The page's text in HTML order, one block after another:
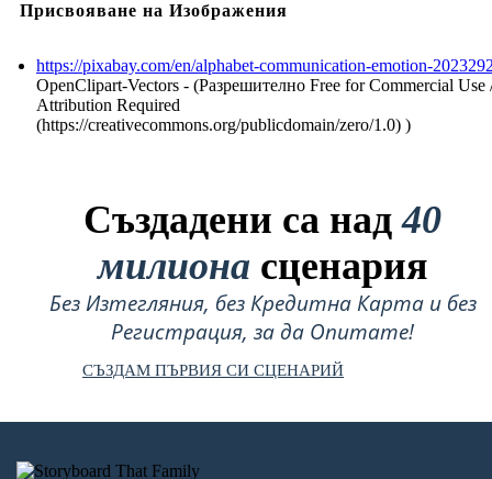
Присвояване на Изображения
https://pixabay.com/en/alphabet-communication-emotion-
OpenClipart-Vectors - (Разрешително Free for Commercial Use
Attribution Required
(https://creativecommons.org/publicdomain/zero/1.0) )
Създадени са над40
милиона сценария
Без Изтегляния, без Кредитна Карта и без
Регистрация, за да Опитате!
СЪЗДАМ ПЪРВИЯ СИ СЦЕНАРИЙ